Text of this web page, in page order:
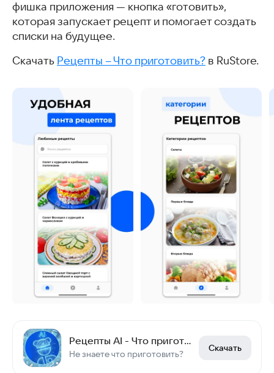
фишка приложения — кнопка «готовить»,
которая запускает рецепт и помогает создать
списки на будущее.
Скачать Рецепты – Что приготовить? в RuStore.
Рецепты AI - Что приготовить?
Не знаете что приготовить?
Скачать